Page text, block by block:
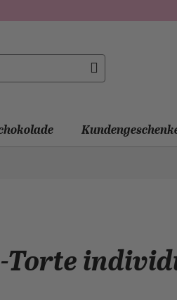
Torte